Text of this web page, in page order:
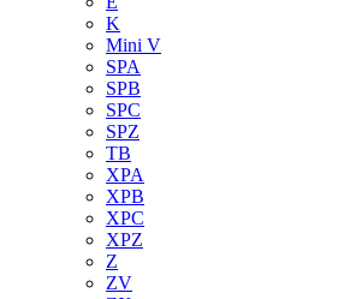
K
Mini V
SPA
SPB
SPC
SPZ
TB
XPA
XPB
XPC
XPZ
Z
ZV